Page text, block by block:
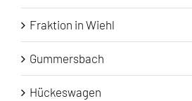
Fraktion in Wiehl
Gummersbach
Hückeswagen